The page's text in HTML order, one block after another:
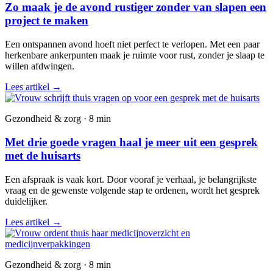
Zo maak je de avond rustiger zonder van slapen een
project te maken
Een ontspannen avond hoeft niet perfect te verlopen. Met een paar
herkenbare ankerpunten maak je ruimte voor rust, zonder je slaap te
willen afdwingen.
Lees artikel →
Gezondheid & zorg · 8 min
Met drie goede vragen haal je meer uit een gesprek
met de huisarts
Een afspraak is vaak kort. Door vooraf je verhaal, je belangrijkste
vraag en de gewenste volgende stap te ordenen, wordt het gesprek
duidelijker.
Lees artikel →
Gezondheid & zorg · 8 min